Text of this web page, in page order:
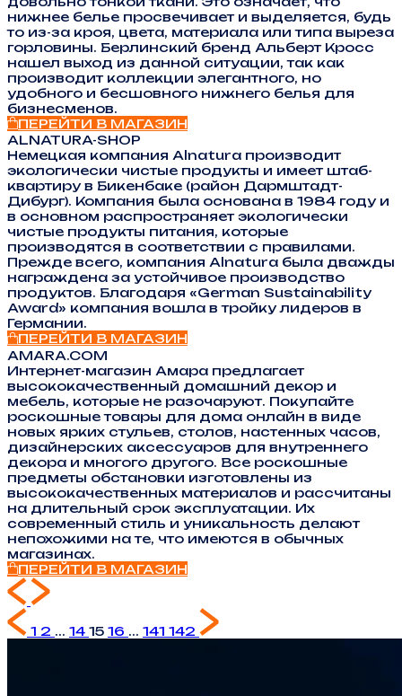
нижнее белье просвечивает и выделяется, будь
то из-за кроя, цвета, материала или типа выреза
горловины. Берлинский бренд Альберт Кросс
нашел выход из данной ситуации, так как
производит коллекции элегантного, но
удобного и бесшовного нижнего белья для
бизнесменов.
ПЕРЕЙТИ В МАГАЗИН
ALNATURA-SHOP
Немецкая компания Alnatura производит
экологически чистые продукты и имеет штаб-
квартиру в Бикенбаке (район Дармштадт-
Дибург). Компания была основана в 1984 году и
в основном распространяет экологически
чистые продукты питания, которые
производятся в соответствии с правилами.
Прежде всего, компания Alnatura была дважды
награждена за устойчивое производство
продуктов. Благодаря «German Sustainability
Award» компания вошла в тройку лидеров в
Германии.
ПЕРЕЙТИ В МАГАЗИН
AMARA.COM
Интернет-магазин Амара предлагает
высококачественный домашний декор и
мебель, которые не разочаруют. Покупайте
роскошные товары для дома онлайн в виде
новых ярких стульев, столов, настенных часов,
дизайнерских аксессуаров для внутреннего
декора и многого другого. Все роскошные
предметы обстановки изготовлены из
высококачественных материалов и рассчитаны
на длительный срок эксплуатации. Их
современный стиль и уникальность делают
непохожими на те, что имеются в обычных
магазинах.
ПЕРЕЙТИ В МАГАЗИН
1 2 ... 14 15 16 ... 141 142